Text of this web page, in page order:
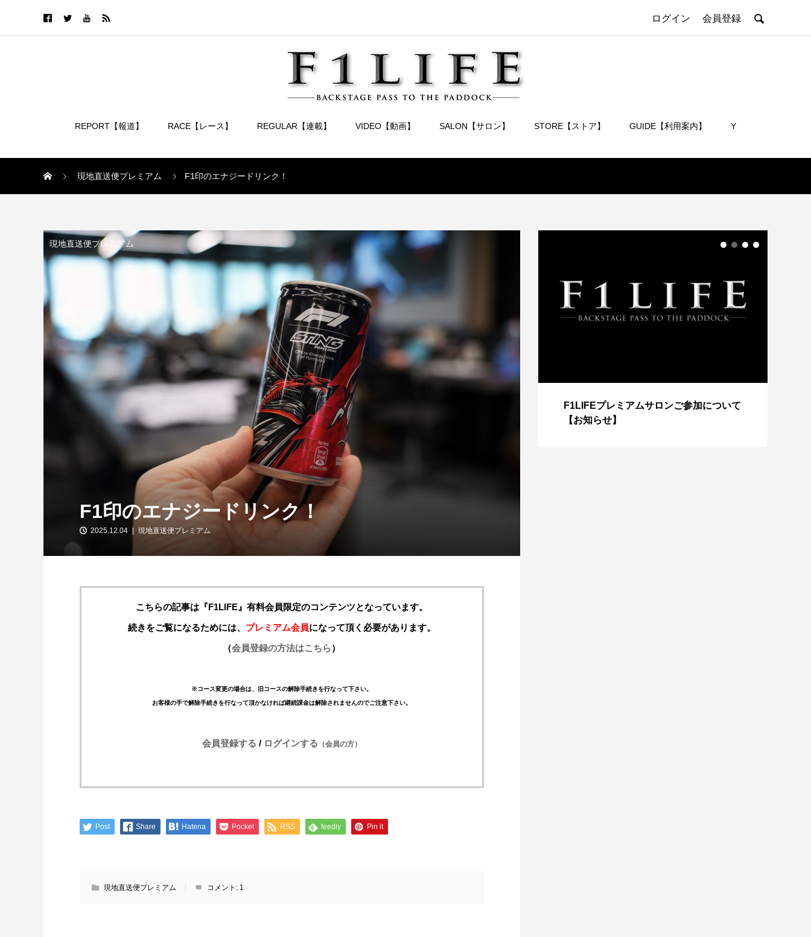
ログイン 会員登録 
REPORT【報道】 RACE【レース】 REGULAR【連載】 VIDEO【動画】 SALON【サロン】 STORE【ストア】 GUIDE【利用案内】 Y
現地直送便プレミアム F1印のエナジードリンク！
現地直送便プレミアム
F1印のエナジードリンク！
2025.12.04 現地直送便プレミアム
こちらの記事は『F1LIFE』有料会員限定のコンテンツとなっています。
続きをご覧になるためには、 プレミアム会員になって頂く必要があります。
（会員登録の方法はこちら）
※コース変更の場合は、旧コースの解除手続きを行なって下さい。
お客様の手で解除手続きを行なって頂かなければ継続課金は解除されませんのでご注意下さい。
会員登録する / ログインする （会員の方）
Post Share Hatena Pocket RSS feedly Pin it
現地直送便プレミアム コメント: 1
【特別企画】2026年ホンダの現在地
①「アストンマーティンとの交渉4...
【特別記事】レーシングブルズ、
VCARB 02を生み出すファクトリー...
F1LIFEプレミアムサロンご参加について
【お知らせ】